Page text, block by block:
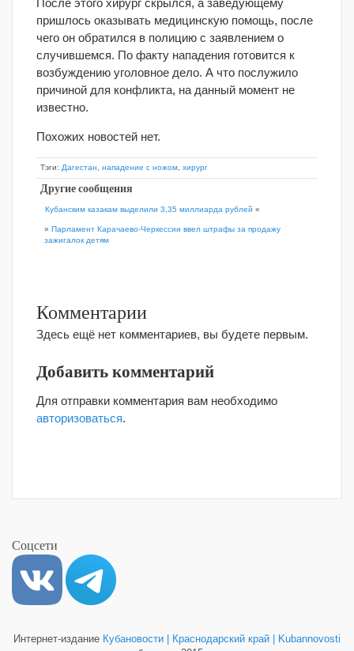
После этого хирург скрылся, а заведующему
пришлось оказывать медицинскую помощь, после
чего он обратился в полицию с заявлением о
случившемся. По факту нападения готовится к
возбуждению уголовное дело. А что послужило
причиной для конфликта, на данный момент не
известно.
Похожих новостей нет.
Тэги: Дагестан нападение с ножом хирург
Другие сообщения
Кубанским казакам выделили 3,35 миллиарда рублей «
» Парламент Карачаево-Черкессии ввел штрафы за продажу
зажигалок детям
Комментарии
Здесь ещё нет комментариев, вы будете первым.
Добавить комментарий
Для отправки комментария вам необходимо
авторизоваться.
Соцсети
Интернет-издание Кубановости | Краснодарский край | Kubannovosti